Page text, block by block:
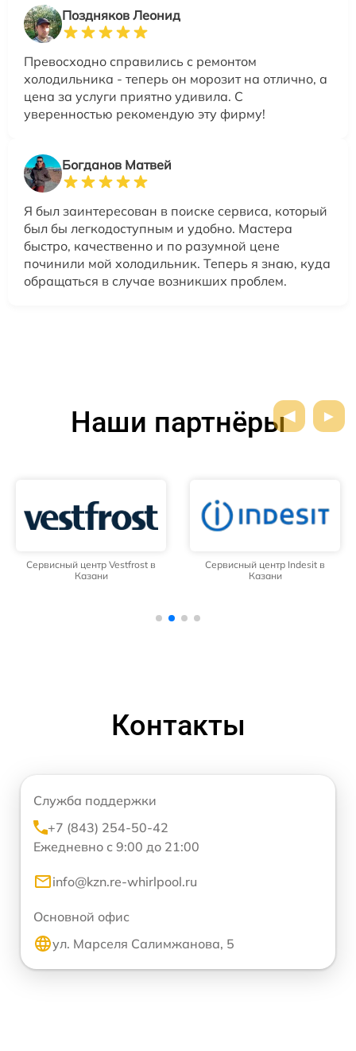
Поздняков Леонид
Превосходно справились с ремонтом
холодильника - теперь он морозит на отлично, а
цена за услуги приятно удивила. С
уверенностью рекомендую эту фирму!
Богданов Матвей
Я был заинтересован в поиске сервиса, который
был бы легкодоступным и удобно. Мастера
быстро, качественно и по разумной цене
починили мой холодильник. Теперь я знаю, куда
обращаться в случае возникших проблем.
Наши партнёры
Сервисный центр Vestfrost в
Казани
Сервисный центр Indesit в
Казани
Контакты
Служба поддержки
+7 (843) 254-50-42
Ежедневно с 9:00 до 21:00
info@kzn.re-whirlpool.ru
Основной офис
ул. Марселя Салимжанова, 5